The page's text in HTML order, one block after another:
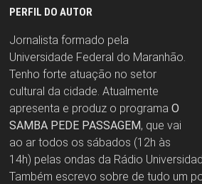
PERFIL DO AUTOR
Jornalista formado pela
Universidade Federal do Maranhão.
Tenho forte atuação no setor
cultural da cidade. Atualmente
apresenta e produz o programa O
SAMBA PEDE PASSAGEM, que vai
ao ar todos os sábados (12h às
14h) pelas ondas da Rádio
Também escrevo sobre de tudo um